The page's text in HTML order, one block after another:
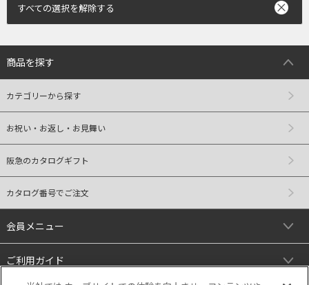
すべての選択を解除する
商品を探す
カテゴリーから探す
お祝い・お返し・お見舞い
阪急のカタログギフト
カタログ番号でご注文
会員メニュー
ご利用ガイド